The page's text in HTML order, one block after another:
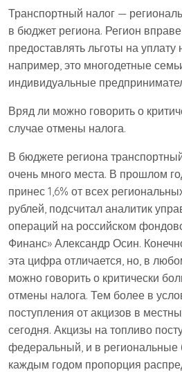
Транспортный налог —
в бюджет региона. Регион
предоставлять льготы на уплату
например, это многодетные
индивидуальные
Вряд ли можно говорить о
случае отмены налога.
В бюджете региона
очень много места. В прошлом
принес 1,6% от всех
рублей, подсчитал аналитик
операций на российском
Финанс» Александр Осин.
эта цифра отличается, но, в
можно говорить о критически
отмены налога. Тем более в
поступления от акцизов в
сегодня. Акцизы на топливо
федеральный, и в
каждым годом пропорция